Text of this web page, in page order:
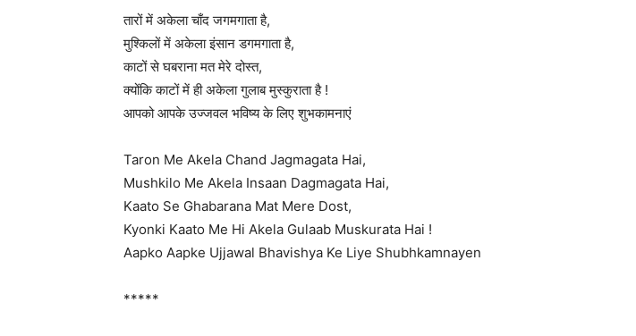
तारों में अकेला चाँद जगमगाता है,
मुश्किलों में अकेला इंसान डगमगाता है,
काटों से घबराना मत मेरे दोस्त,
क्योंकि काटों में ही अकेला गुलाब मुस्कुराता है !
आपको आपके उज्जवल भविष्य के लिए शुभकामनाएं
Taron Me Akela Chand Jagmagata Hai,
Mushkilo Me Akela Insaan Dagmagata Hai,
Kaato Se Ghabarana Mat Mere Dost,
Kyonki Kaato Me Hi Akela Gulaab Muskurata Hai !
Aapko Aapke Ujjawal Bhavishya Ke Liye Shubhkamnayen
*****